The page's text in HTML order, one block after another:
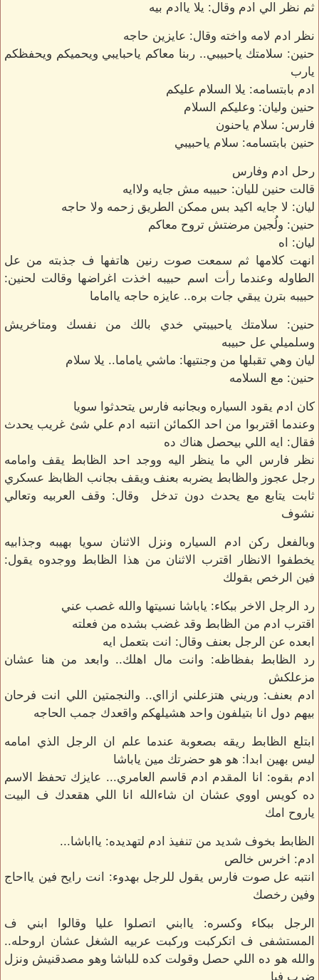
ثم نظر الي ادم وقال: يلا ياادم بيه
نظر ادم لامه واخته وقال: عايزين حاجه
حنين: سلامتك ياحبيبي.. ربنا معاكم ياحبايبي ويحميكم ويحفظكم
يارب
ادم بابتسامه: يلا السلام عليكم
حنين وليان: وعليكم السلام
فارس: سلام ياحنون
حنين بابتسامه: سلام ياحبيبي
رحل ادم وفارس
قالت حنين لليان: حبيبه مش جايه ولاايه
ليان: لا جايه اكيد بس ممكن الطريق زحمه ولا حاجه
حنين: ولُجين مرضتش تروح معاكم
ليان: اه
انهت كلامها ثم سمعت صوت رنين هاتفها ف جذبته من عل
الطاوله وعندما رأت اسم حبيبه اخذت اغراضها وقالت لحنين:
حبيبه بترن يبقي جات بره.. عايزه حاجه يااماما
حنين: سلامتك ياحبيبتي خدي بالك من نفسك ومتاخريش
وسلميلي عل حبيبه
ليان وهي تقبلها من وجنتيها: ماشي ياماما.. يلا سلام
حنين: مع السلامه
كان ادم يقود السياره وبجانبه فارس يتحدثوا سويا
وعندما اقتربوا من احد الكمائن انتبه ادم علي شئ غريب يحدث
فقال: ايه اللي بيحصل هناك ده
نظر فارس الي ما ينظر اليه ووجد احد الظابط يقف وامامه
رجل عجوز والظابط يضربه بعنف ويقف بجانب الظابظ عسكري
ثابت يتابع مع يحدث دون تدخل وقال: وقف العربيه وتعالي
نشوف
وبالفعل ركن ادم السياره ونزل الاثنان سويا بهيبه وجذابيه
يخطفوا الانظار اقترب الاثنان من هذا الظابط ووجدوه يقول:
فين الرخص بقولك
رد الرجل الاخر ببكاء: ياباشا نسيتها والله غصب عني
اقترب ادم من الظابط وقد غضب بشده من فعلته
ابعده عن الرجل بعنف وقال: انت بتعمل ايه
رد الظابط بفظاظه: وانت مال اهلك.. وابعد من هنا عشان
مزعلكش
ادم بعنف: وريني هتزعلني ازااي.. والنجمتين اللي انت فرحان
بيهم دول انا بتيلفون واحد هشيلهكم واقعدك جمب الحاجه
ابتلع الظابط ريقه بصعوبة عندما علم ان الرجل الذي امامه
ليس بهين ابدا: هو هو حضرتك مين ياباشا
ادم بقوه: انا المقدم ادم قاسم العامري... عايزك تحفظ الاسم
ده كويس اووي عشان ان شاءالله انا اللي هقعدك ف البيت
ياروح امك
الظابط بخوف شديد من تنفيذ ادم لتهديده: يااباشا...
ادم: اخرس خالص
انتبه عل صوت فارس يقول للرجل بهدوء: انت رايح فين يااحاج
وفين رخصك
الرجل ببكاء وكسره: ياابني اتصلوا عليا وقالوا ابني ف
المستشفى ف اتكركبت وركبت عربيه الشغل عشان اروحله..
والله هو ده اللي حصل وقولت كده للباشا وهو مصدقنيش ونزل
ضرب فيا